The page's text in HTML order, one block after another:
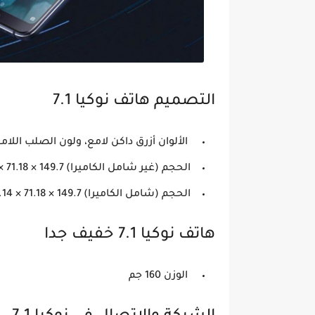
التصميم هاتف نوكيا 7.1
الألوان أزرق داكن لامع، ولون الصلب
الحجم (غير شامل الكاميرا) 149.7 × 71.18 × 7.99 مم
الحجم (شامل الكاميرا) 149.7 × 71.18 × 9.14 مم
هاتف نوكيا 7.1 خفيف جدا
الوزن 160 جم